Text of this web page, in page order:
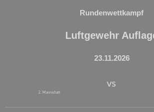
Rundenwettkampf
Luftgewehr
23.11.2026
2. Mannschaft
vs